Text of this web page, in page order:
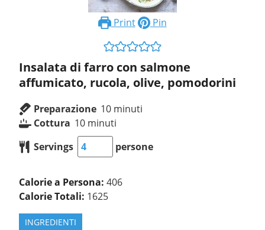
Print Pin
Insalata di farro con salmone
affumicato, rucola, olive, pomodorini
Preparazione 10 minuti
Cottura 10 minuti
Servings
persone
Calorie a Persona:406
Calorie Totali: 1625
INGREDIENTI